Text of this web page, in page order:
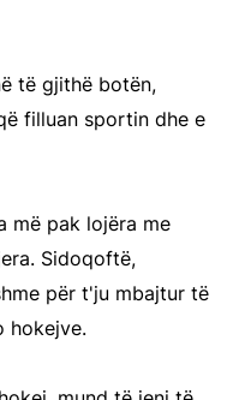
të gjithë botën,
filluan sportin dhe e
më pak lojëra me
Sidoqoftë,
për t'ju mbajtur të
hokejve.